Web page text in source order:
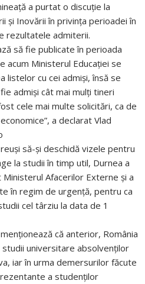
a purtat o discuţie la
şi Inovării în privinţa perioadei în
rezultatele admiterii.
să fie publicate în perioada
acum Ministerul Educaţiei se
listelor cu cei admişi, însă se
admişi cât mai mulţi tineri
cele mai multe solicitări, ca de
a declarat Vlad
să-şi deschidă vizele pentru
la studii în timp util, Durnea a
Afacerilor Externe şi a
în regim de urgenţă, pentru ca
cel târziu la data de 1
că anterior, România
universitare absolvenţilor
iar în urma demersurilor făcute
a studenţilor